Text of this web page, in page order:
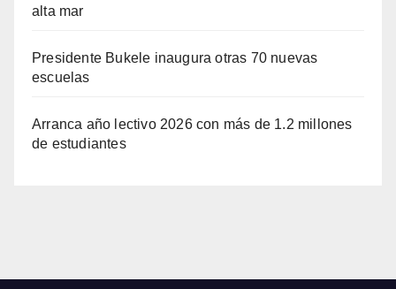
alta mar
Presidente Bukele inaugura otras 70 nuevas
escuelas
Arranca año lectivo 2026 con más de 1.2 millones
de estudiantes